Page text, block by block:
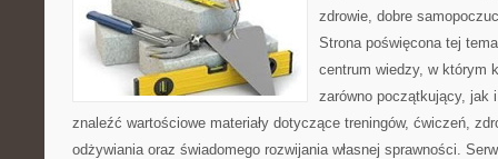
zdrowie, dobre
Strona poświęcona tej
centrum wiedzy, w którym
zarówno początkujący, jak
znaleźć wartościowe materiały dotyczące treningów, ćwiczeń,
odżywiania oraz świadomego rozwijania własnej sprawności.